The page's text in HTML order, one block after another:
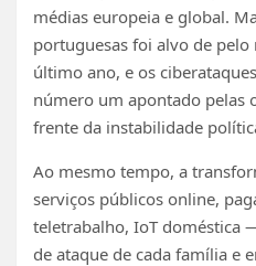
médias europeia e global.
portuguesas foi alvo de
último ano, e os
número um apontado pelas
frente da instabilidade
Ao mesmo tempo, a
serviços públicos online,
teletrabalho, IoT doméstica
de ataque de cada família e